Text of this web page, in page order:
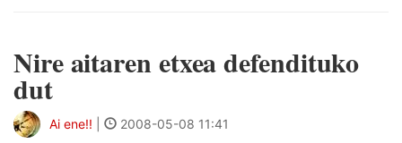
Nire aitaren etxea defendituko
dut
Ai ene!! 2008-05-08 11:41